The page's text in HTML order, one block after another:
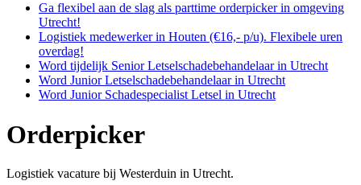
Ga flexibel aan de slag als parttime orderpicker in omgeving
Utrecht!
Logistiek medewerker in Houten (€16,- p/u). Flexibele uren
overdag!
Word tijdelijk Senior Letselschadebehandelaar in Utrecht
Word Junior Letselschadebehandelaar in Utrecht
Word Junior Schadespecialist Letsel in Utrecht
Orderpicker
Logistiek vacature bij Westerduin in Utrecht.